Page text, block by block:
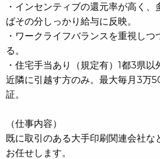
・インセンティブの還元率が高く
ばその分しっかり給与に反映。
・ワークライフバランスを重視し
る。
・住宅手当あり（規定有）1都3県
近隣に引越す方のみ。最大毎月3万
証。
（仕事内容）
既に取引のある大手印刷関連会社な
お任せします。